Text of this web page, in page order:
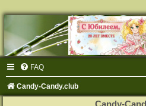
FAQ
Candy-Candy.club
Candy-